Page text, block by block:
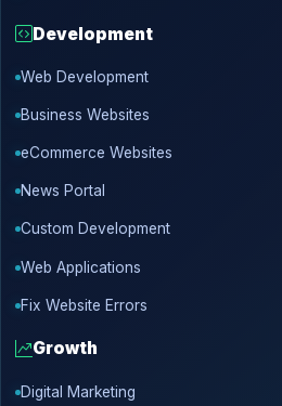
Development
Web Development
Business Websites
eCommerce Websites
News Portal
Custom Development
Web Applications
Fix Website Errors
Growth
Digital Marketing